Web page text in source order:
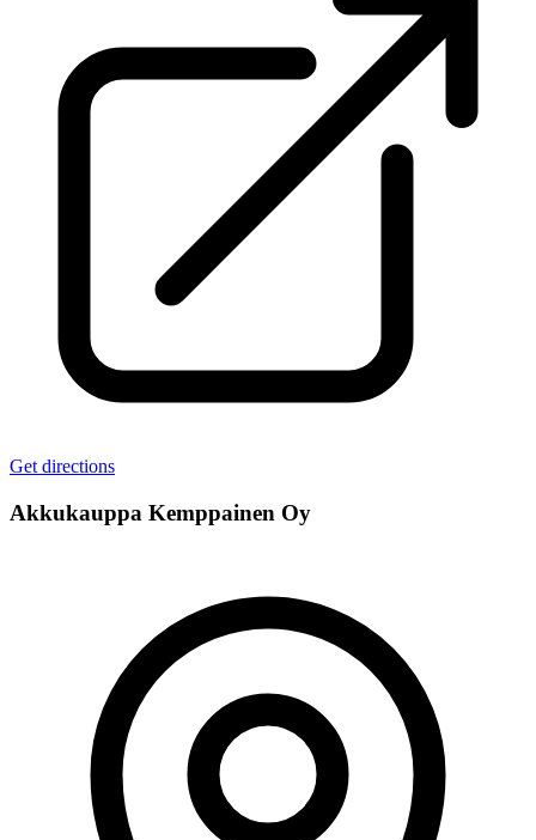
Get directions
Akkukauppa Kemppainen Oy